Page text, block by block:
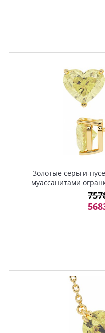
Золотые серьги-
муассанитами